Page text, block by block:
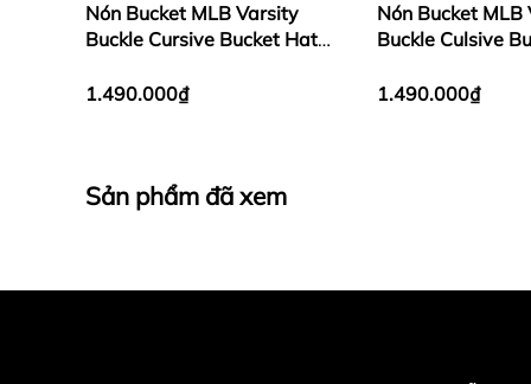
Nón Bucket MLB Varsity
Buckle Cursive Bucket Hat
1.490.000₫
Nón Bucket MLB
Buckle Culsive
1.490.000₫
Sản phẩm đã xem